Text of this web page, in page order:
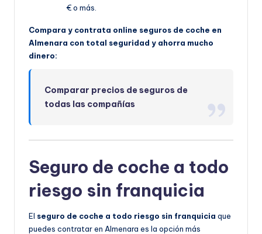
€ o más.
Compara y contrata online seguros de coche en
Almenara con total seguridad y ahorra mucho
dinero:
Comparar precios de seguros de
todas las compañías
Seguro de coche a todo
riesgo sin franquicia
El seguro de coche a todo riesgo sin franquicia que
puedes contratar en Almenara es la opción más